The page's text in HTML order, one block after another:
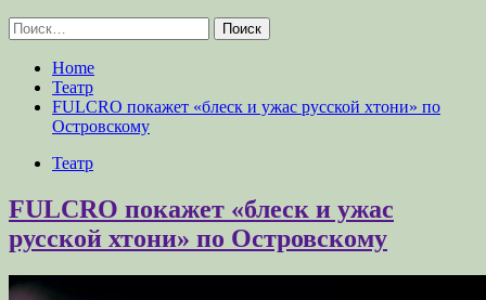
Найти:
Home
Театр
FULCRO покажет «блеск и ужас русской хтони» по
Островскому
Театр
FULCRO покажет «блеск и ужас
русской хтони» по Островскому